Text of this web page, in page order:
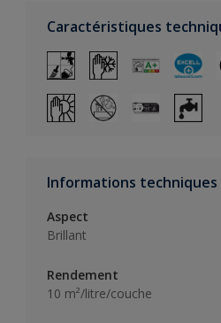
Caractéristiques
Informations techniques
Aspect
Brillant
Rendement
10 m²/litre/couche